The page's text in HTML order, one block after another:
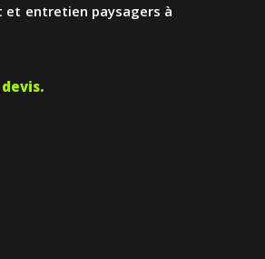
et entretien paysagers à